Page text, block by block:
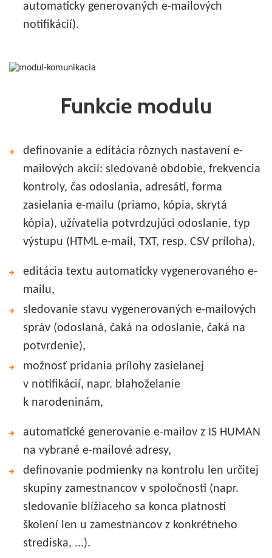
automaticky generovaných e-mailových
notifikácií).
Funkcie modulu
definovanie a editácia rôznych nastavení e-
mailových akcií: sledované obdobie, frekvencia
kontroly, čas odoslania, adresáti, forma
zasielania e-mailu (priamo, kópia, skrytá
kópia), užívatelia potvrdzujúci odoslanie, typ
výstupu (HTML e-mail, TXT, resp. CSV príloha),
editácia textu automaticky vygenerovaného e-
mailu,
sledovanie stavu vygenerovaných e-mailových
správ (odoslaná, čaká na odoslanie, čaká na
potvrdenie),
možnosť pridania prílohy zasielanej
v notifikácií, napr. blahoželanie
k narodeninám,
automatické generovanie e-mailov z IS HUMAN
na vybrané e-mailové adresy,
definovanie podmienky na kontrolu len určitej
skupiny zamestnancov v spoločnosti (napr.
sledovanie blížiaceho sa konca platnosti
školení len u zamestnancov z konkrétneho
strediska, ...).